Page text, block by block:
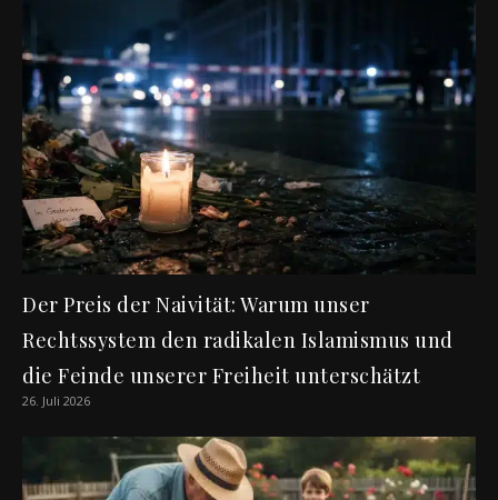
Der Preis der Naivität: Warum unser
Rechtssystem den radikalen Islamismus und
die Feinde unserer Freiheit unterschätzt
26. Juli 2026